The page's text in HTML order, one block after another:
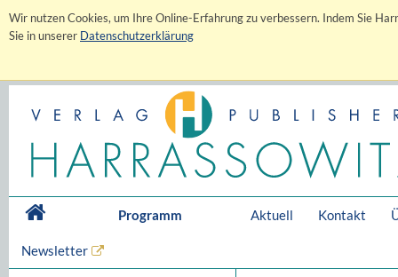
Wir nutzen Cookies, um Ihre Online-Erfahrung zu verbessern. Indem Sie
Sie in unserer Datenschutzerklärung
Programm Aktuell Kontakt
Newsletter